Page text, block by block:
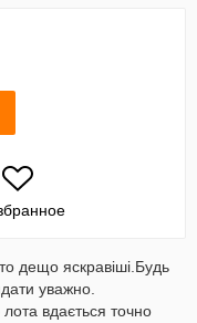
дещо яскравіші.Будь
уважно.
вдається точно